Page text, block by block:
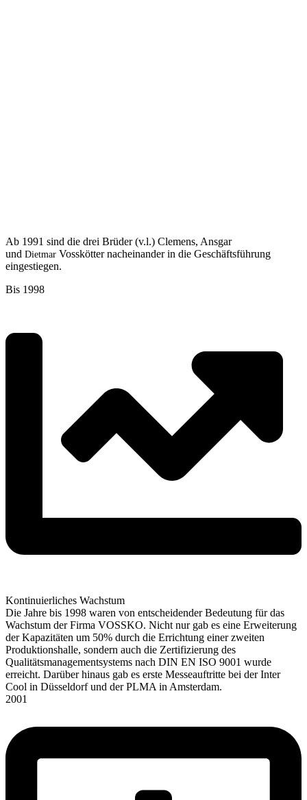
Ab 1991 sind die drei Brüder (v.l.) Clemens, Ansgar
und Dietmar Vosskötter nacheinander in die Geschäftsführung
eingestiegen.
Bis 1998
Kontinuierliches Wachstum
Die Jahre bis 1998 waren von entscheidender Bedeutung für das
Wachstum der Firma VOSSKO. Nicht nur gab es eine Erweiterung
der Kapazitäten um 50% durch die Errichtung einer zweiten
Produktionshalle, sondern auch die Zertifizierung des
Qualitätsmanagement­systems nach DIN EN ISO 9001 wurde
erreicht. Darüber hinaus gab es erste Messeauftritte bei der Inter
Cool in Düsseldorf und der PLMA in Amsterdam.
2001